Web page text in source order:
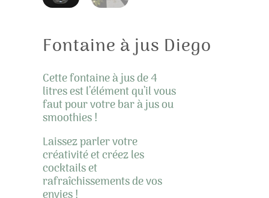
Fontaine à jus Diego
Cette fontaine à jus de 4
litres est l’élément qu’il vous
faut pour votre bar à jus ou
smoothies !
Laissez parler votre
créativité et créez les
cocktails et
rafraîchissements de vos